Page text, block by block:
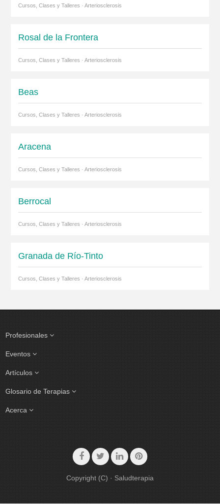
Cursos, Clases y Talleres · Arteriosclerosis
Rosal de la Frontera
Cursos, Clases y Talleres · Arteriosclerosis
Beas
Cursos, Clases y Talleres · Arteriosclerosis
Aracena
Cursos, Clases y Talleres · Arteriosclerosis
Berrocal
Cursos, Clases y Talleres · Arteriosclerosis
Granada de Río-Tinto
Cursos, Clases y Talleres · Arteriosclerosis
Profesionales
Eventos
Artículos
Glosario de Terapias
Acerca
Copyright (C) · Saludterapia